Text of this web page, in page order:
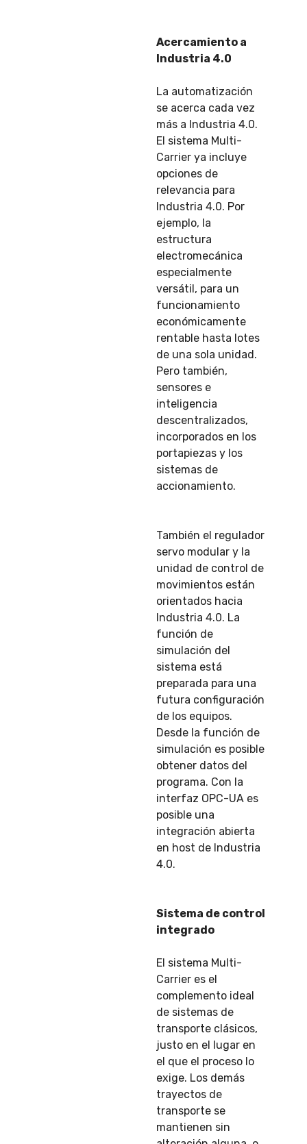
Acercamiento a
Industria 4.0
La automatización
se acerca cada vez
más a Industria 4.0.
El sistema Multi-
Carrier ya incluye
opciones de
relevancia para
Industria 4.0. Por
ejemplo, la
estructura
electromecánica
especialmente
versátil, para un
funcionamiento
económicamente
rentable hasta lotes
de una sola unidad.
Pero también,
sensores e
inteligencia
descentralizados,
incorporados en los
portapiezas y los
sistemas de
accionamiento.
También el regulador
servo modular y la
unidad de control de
movimientos están
orientados hacia
Industria 4.0. La
función de
simulación del
sistema está
preparada para una
futura configuración
de los equipos.
Desde la función de
simulación es posible
obtener datos del
programa. Con la
interfaz OPC-UA es
posible una
integración abierta
en host de Industria
4.0.
Sistema de control
integrado
El sistema Multi-
Carrier es el
complemento ideal
de sistemas de
transporte clásicos,
justo en el lugar en
el que el proceso lo
exige. Los demás
trayectos de
transporte se
mantienen sin